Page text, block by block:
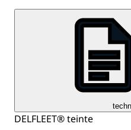
DELFLEET® teinte